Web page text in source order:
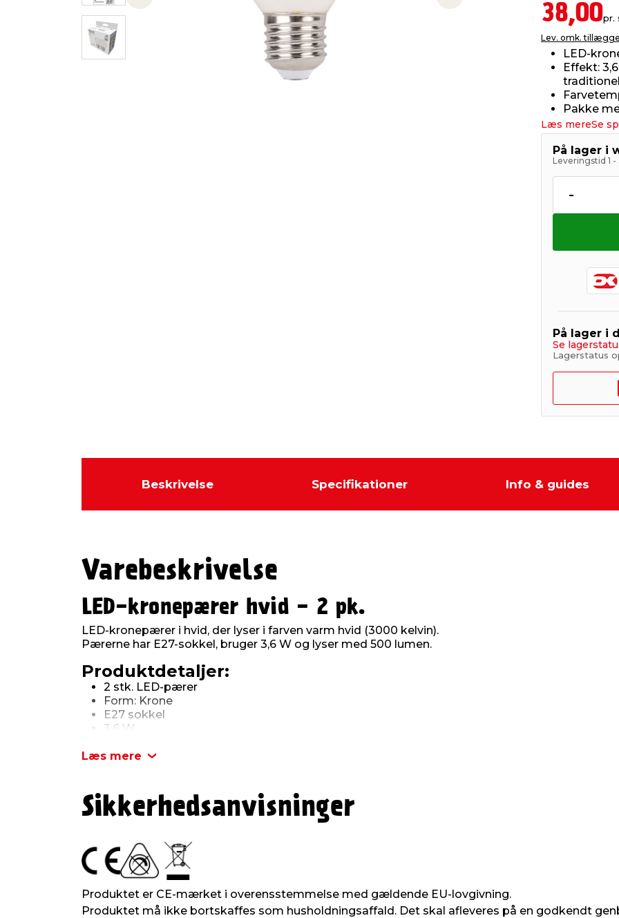
Previous slide Next slide 38,00pr.
Lev. omk.
LED-
Effekt:
Pakke
Læs mereSe
På lager i
Leveringstid 1
-
På lager i
Se
Lagerstatus
Beskrivelse Specifikationer Info & guides
Varebeskrivelse
LED-kronepærer hvid - 2 pk.
LED-kronepærer i hvid, der lyser i farven varm hvid (3000 kelvin).
Pærerne har E27-sokkel, bruger 3,6 W og lyser med 500 lumen.
Produktdetaljer:
2 stk. LED-pærer
Form: Krone
E27 sokkel
3,6 W
3000 kelvin
Læs mere
Sikkerhedsanvisninger
Produktet er CE-mærket i overensstemmelse med gældende EU-lovgivning.
Produktet må ikke bortskaffes som husholdningsaffald. Det skal afleveres på en godkendt